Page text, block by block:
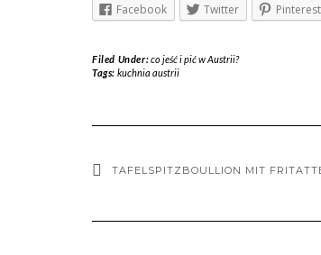
Facebook Twitter Pinterest
Filed Under:co jeść i pić w Austrii?
Tags: kuchnia austrii
TAFELSPITZBOULLION MIT